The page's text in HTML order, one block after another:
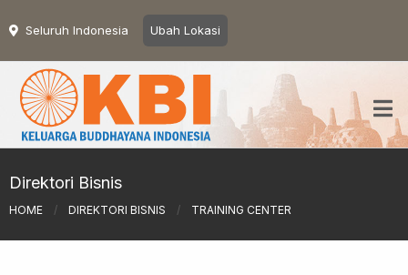
Seluruh Indonesia Ubah Lokasi
Direktori Bisnis
HOME / DIREKTORI BISNIS / TRAINING CENTER